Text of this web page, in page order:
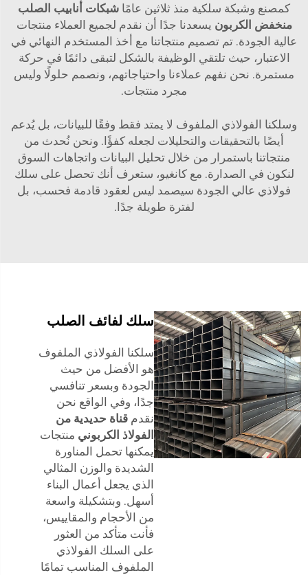
كمصنع وشبكة سلكية منذ ثلاثين عامًا شبكات أنابيب الصلب
منخفض الكربون يسعدنا جدًا أن نقدم لجميع العملاء منتجات
عالية الجودة. تم تصميم منتجاتنا مع أخذ المستخدم النهائي في
الاعتبار، حيث تلتقي الوظيفة بالشكل لتبقى دائمًا في حركة
مستمرة. نحن نفهم عملاءنا واحتياجاتهم، ونصمم حلولًا وليس
مجرد منتجات.
وسلكنا الفولاذي الملفوف لا يمتد فقط وفقًا للبيانات، بل يُدعم
أيضًا بالتحقيقات والتحليلات لجعله كفؤًا. ونحن نُحدث من
منتجاتنا باستمرار من خلال تحليل البيانات واتجاهات السوق
لنكون في الصدارة. مع كانغيو، ستعرف أنك تحصل على سلك
فولاذي عالي الجودة سيصمد ليس لعقود قادمة فحسب، بل
لفترة طويلة جدًا.
سلك لفائف الصلب
سلكنا الفولاذي الملفوف
هو الأفضل من حيث
الجودة وبسعر تنافسي
جدًا، وفي الواقع نحن
نقدم قناة حديدية من
الفولاذ الكربوني منتجات
يمكنها تحمل المناورة
الشديدة والوزن المثالي
الذي يجعل أعمال البناء
أسهل. وبتشكيلة واسعة
من الأحجام والمقاييس،
فأنت متأكد من العثور
على السلك الفولاذي
الملفوف المناسب تمامًا